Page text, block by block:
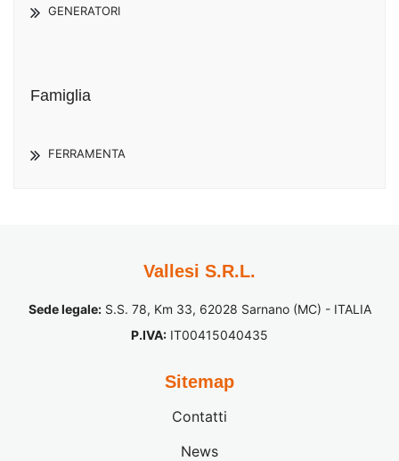
GENERATORI
Famiglia
FERRAMENTA
Vallesi S.R.L.
Sede legale:S.S. 78, Km 33, 62028 Sarnano (MC) - ITALIA
P.IVA: IT00415040435
Sitemap
Contatti
News